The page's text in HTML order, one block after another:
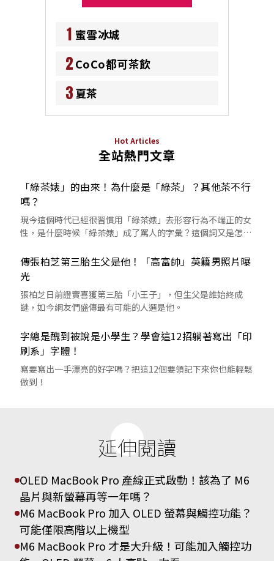
1 蜜雪冰城
2CoCo都可茶飲
3夏茶
Hot Articles
全站熱門文章
「綠茶婊」的由來！為什麼是「綠茶」？其他茶不行
嗎？
現今這個時代已經很習慣用「綠茶婊」去形容行為不端正的女
性，是什麼時候「綠茶婊」成了罵人的字彙？這個詞又是怎麼
傳張柏芝第三胎生父是他！「高富帥」英籍男照片曝
光
張柏芝日前證實喜獲第三胎「小王子」，但生父是誰始終成
謎，如今網友們盛傳最有可能的人選是他。
字總是醜到被說是小學生？學會這12招躺著寫出「印
刷系」字體！
寫要寫出一手漂亮的好字嗎？把這12個要領記下來你也能輕鬆
做到！
延伸閱讀
OLED MacBook Pro 產線正式啟動！該為了 M6
晶片與新螢幕再等一年嗎？
M6 MacBook Pro 加入 OLED 螢幕與觸控功能？
可能僅限高階以上機型
M6 MacBook Pro 才是大升級！可能加入觸控功